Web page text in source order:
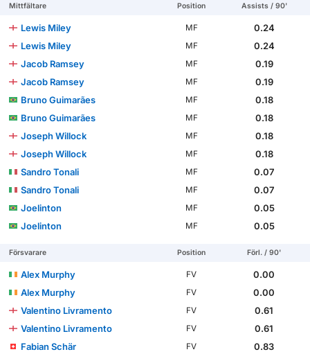
Mittfältare Position Assists / 90'
Lewis Miley MF
0.24
Lewis Miley
MF
0.24
Jacob Ramsey
MF
0.19
Jacob Ramsey
MF
0.19
Bruno Guimarães
MF
0.18
Bruno Guimarães
MF
0.18
Joseph Willock
MF
0.18
Joseph Willock
MF
0.18
Sandro Tonali
MF
0.07
Sandro Tonali
MF
0.07
Joelinton
MF
0.05
Joelinton
MF 0.05
Försvarare Position Förl. / 90'
Alex Murphy FV
0.00
Alex Murphy
FV
0.00
Valentino Livramento
FV
0.61
Valentino Livramento
FV
0.61
Fabian Schär
FV
0.83